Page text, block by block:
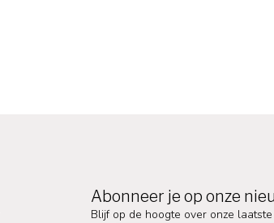
Abonneer je op onze
Blijf op de hoogte over onze